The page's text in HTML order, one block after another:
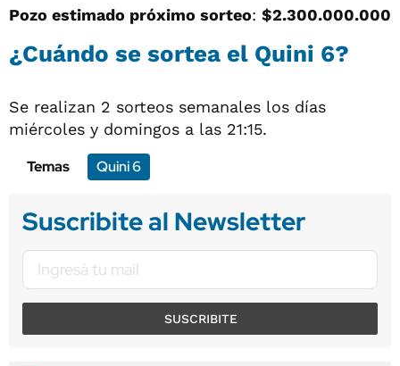
Pozo estimado próximo sorteo: $2.300.000.000
¿Cuándo se sortea el Quini 6?
Se realizan 2 sorteos semanales los días
miércoles y domingos a las 21:15.
Temas
Quini 6
Suscribite al Newsletter
SUSCRIBITE